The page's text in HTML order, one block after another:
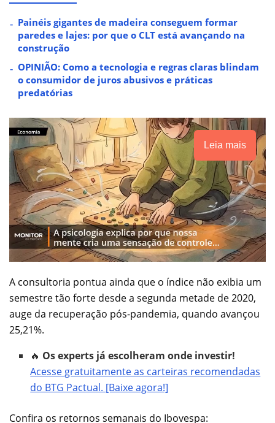
Painéis gigantes de madeira conseguem formar
paredes e lajes: por que o CLT está avançando na
construção
OPINIÃO: Como a tecnologia e regras claras blindam
o consumidor de juros abusivos e práticas
predatórias
Leia mais
A consultoria pontua ainda que o índice não exibia um
semestre tão forte desde a segunda metade de 2020,
auge da recuperação pós-pandemia, quando avançou
25,21%.
🔥 Os experts já escolheram onde investir!
Acesse gratuitamente as carteiras recomendadas
do BTG Pactual. [Baixe agora!]
Confira os retornos semanais do Ibovespa: